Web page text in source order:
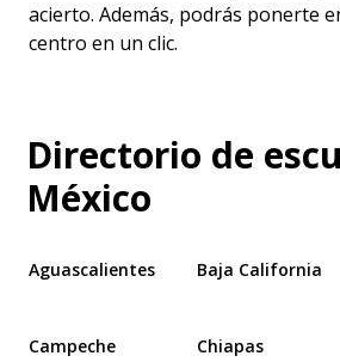
acierto. Además, podrás ponerte
centro en un clic.
Directorio de
México
Aguascalientes Baja California
Campeche Chiapas